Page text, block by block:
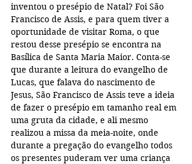
inventou o presépio de Natal? Foi São
Francisco de Assis, e para quem tiver a
oportunidade de visitar Roma, o que
restou desse presépio se encontra na
Basílica de Santa Maria Maior. Conta-se
que durante a leitura do evangelho de
Lucas, que falava do nascimento de
Jesus, São Francisco de Assis teve a ideia
de fazer o presépio em tamanho real em
uma gruta da cidade, e ali mesmo
realizou a missa da meia-noite, onde
durante a pregação do evangelho todos
os presentes puderam ver uma criança